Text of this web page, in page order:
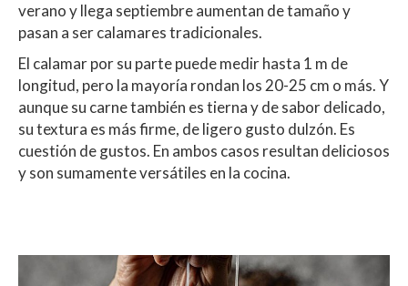
verano y llega septiembre aumentan de tamaño y
pasan a ser calamares tradicionales.
El calamar por su parte puede medir hasta 1 m de
longitud, pero la mayoría rondan los 20-25 cm o más. Y
aunque su carne también es tierna y de sabor delicado,
su textura es más firme, de ligero gusto dulzón. Es
cuestión de gustos. En ambos casos resultan deliciosos
y son sumamente versátiles en la cocina.